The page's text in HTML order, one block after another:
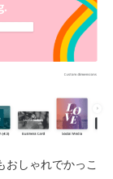
おしゃれでかっこ